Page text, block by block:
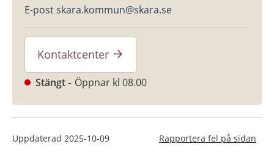
E-post skara.kommun@skara.se
Kontaktcenter
Stängt Öppnar kl 08.00
Uppdaterad 2025-10-09 Rapportera fel på sidan